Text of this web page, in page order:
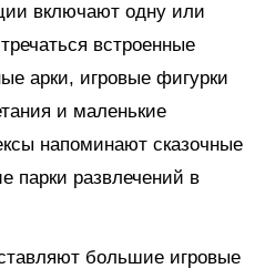
включают одну или
встроенные
арки, игровые фигурки
и маленькие
напоминают сказочные
парки развлечений в
большие игровые